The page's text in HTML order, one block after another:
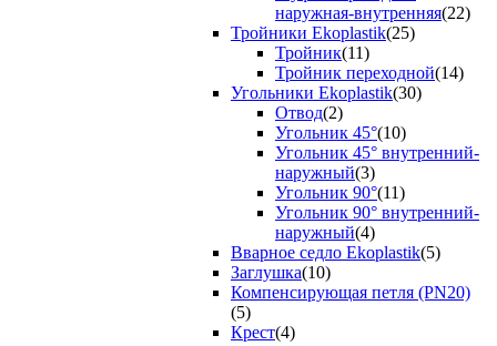
наружная-внутренняя(22)
Тройники Ekoplastik(25)
Тройник(11)
Тройник переходной(14)
Угольники Ekoplastik(30)
Отвод(2)
Угольник 45°(10)
Угольник 45° внутренний-
наружный(3)
Угольник 90°(11)
Угольник 90° внутренний-
наружный(4)
Вварное седло Ekoplastik(5)
Заглушка(10)
Компенсирующая петля (PN20)
(5)
Крест(4)